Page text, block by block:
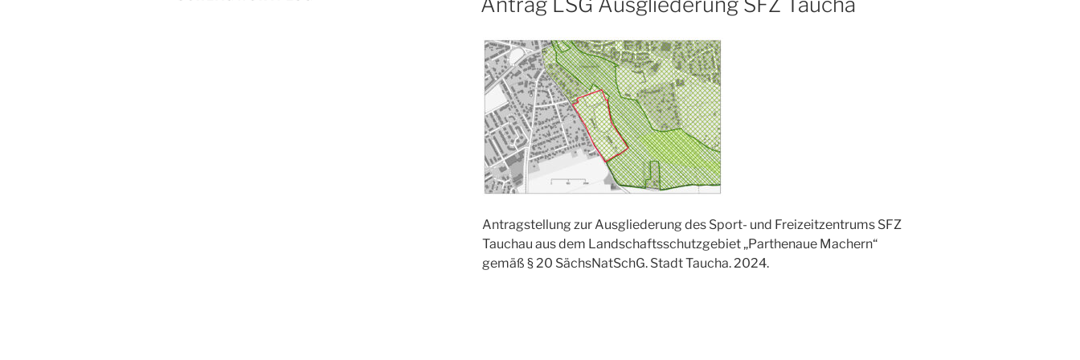
AM
Antragstellung zur Ausgliederung des Sport- und Freizeitzentrums SFZ
Tauchau aus dem Landschaftsschutzgebiet „Parthenaue Machern“
gemäß § 20 SächsNatSchG. Stadt Taucha. 2024.